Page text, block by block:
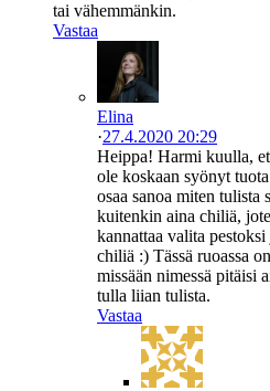
tai vähemmänkin.
Vastaa
Elina
·27.4.2020 20:29
Heippa! Harmi kuulla,
ole koskaan syönyt
osaa sanoa miten tulista
kuitenkin aina chiliä,
kannattaa valita
chiliä :) Tässä ruoassa
missään nimessä pitäisi
tulla liian tulista.
Vastaa